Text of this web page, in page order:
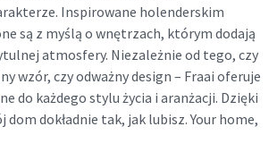
Inspirowane holenderskim
są z myślą o wnętrzach, którym dodają
atmosfery. Niezależnie od tego, czy
wzór, czy odważny design – Fraai oferuje
do każdego stylu życia i aranżacji. Dzięki
dom dokładnie tak, jak lubisz. Your home,